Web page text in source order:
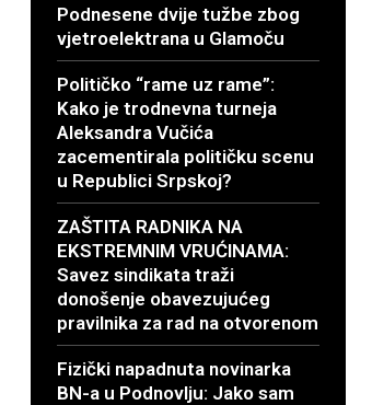
Podnesene dvije tužbe zbog
vjetroelektrana u Glamoču
Političko “rame uz rame”:
Kako je trodnevna turneja
Aleksandra Vučića
zacementirala političku scenu
u Republici Srpskoj?
ZAŠTITA RADNIKA NA
EKSTREMNIM VRUĆINAMA:
Savez sindikata traži
donošenje obavezujućeg
pravilnika za rad na otvorenom
Fizički napadnuta novinarka
BN-a u Podnovlju: Jako sam